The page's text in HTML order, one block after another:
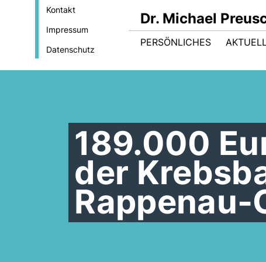
Kontakt
Impressum
Datenschutz
Dr. Michael
PERSÖNLICHES
189.000
der